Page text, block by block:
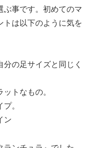
ぶ事です。初めてのマ
トは以下のように気を
の足サイズと同じく
トなもの。
。
ン